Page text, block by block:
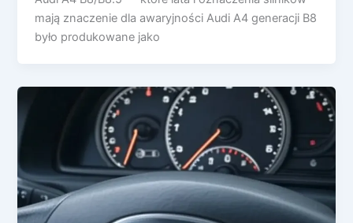
mają znaczenie dla awaryjności Audi A4 generacji B8
było produkowane jako